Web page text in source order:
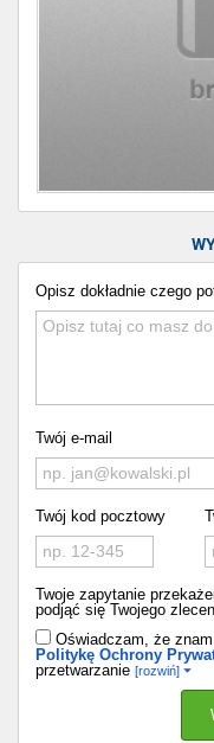
Opisz dokładnie czego
Twój e-mail
Twój kod pocztowy
Twoje zapytanie
podjąć się Twojego
Oświadczam, że
Politykę Ochrony
przetwarzanie [rozwiń]